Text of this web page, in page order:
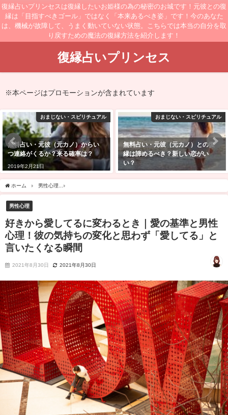
復縁占いプリンセスは復縁したいお姫様の為の秘密のお城です！元彼との復
縁は「目指すべきゴール」ではなく「本来あるべき姿」です！今のあなた
は、機械が故障して、うまく動いていない状態。こちらでは本当の自分を取
り戻すための魔法の復縁方法を紹介します！
復縁占いプリンセス
※本ページはプロモーションが含まれています
おまじない・スピリチュアル
無料占い・元彼（元カノ）との復
縁は諦めるべき？新しい恋がい
おまじない・スピリチュアル
無料占い・元彼（元カノ）と復縁
できる可能性は？
2019年2月2日
ホーム 男性心理
男性心理
好きから愛してるに変わるとき｜愛の基準と男性
心理！彼の気持ちの変化と思わず「愛してる」と
言いたくなる瞬間
2021年8月30日 2021年8月30日